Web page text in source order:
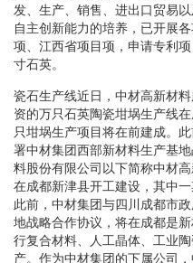
发、生产、销售、进出口贸易
自主创新能力的培养，已开展
项、江西省项目项，申请专利
寸石英。
瓷石生产线近日，中材高新材
资的万只石英陶瓷坩埚生产线
只坩埚生产项目将在前建成。
署中材集团西部新材料生产基
料股份有限公司以下简称中材
在成都新津县开工建设，其中
此前，中材集团与四川成都市
地战略合作协议，将在成都是
行复合材料、人工晶体、工业
产。作为中材集团的下属公司